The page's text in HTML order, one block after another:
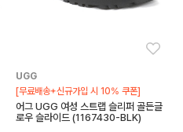
UGG
[무료배송+신규가입 시 10% 쿠폰]
어그 UGG 여성 스트랩 슬리퍼 골든글
로우 슬라이드 (1167430-BLK)